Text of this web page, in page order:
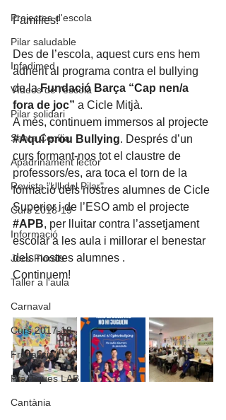
Projectes d'escola
Pilar saludable
Infadimed
Vídeos de l'escola
Pilar solidari
Santa Cecília
Apadrinament lector
Revista "Ull del Pilar"
Curs 2018-19
Informació
Jocs Florals
Taller a l'aula
Carnaval
Curs 2017-18
Fruitalícia't
Pràctiques LAB
Cantània
Families!
Des de l’escola, aquest curs ens hem
adherit al programa contra el bullying
de la Fundació Barça “Cap nen/a
fora de joc” a Cicle Mitjà.
A més, continuem immersos al projecte
#Aquí prou Bullying. Després d’un
curs formant-nos tot el claustre de
professors/es, ara toca el torn de la
formació dels nostres alumnes de Cicle
Superior i de l’ESO amb el projecte
#APB, per lluitar contra l’assetjament
escolar a les aula i millorar el benestar
dels nostres alumnes .
Continuem!